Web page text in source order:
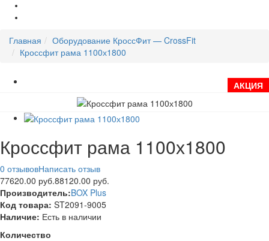
Главная
Оборудование КроссФит — CrossFit
Кроссфит рама 1100х1800
АКЦИЯ
Кроссфит рама 1100х1800
0 отзывовНаписать отзыв
77620.00 руб.88120.00 руб.
Производитель:BOX Plus
Код товара: ST2091-9005
Наличие: Есть в наличии
Количество